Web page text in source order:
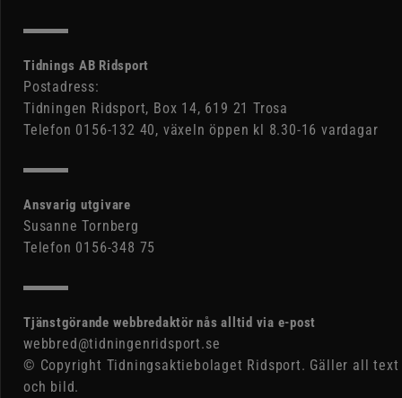
Tidnings AB Ridsport
Postadress:
Tidningen Ridsport, Box 14, 619 21 Trosa
Telefon 0156-132 40, växeln öppen kl 8.30-16 vardagar
Ansvarig utgivare
Susanne Tornberg
Telefon 0156-348 75
Tjänstgörande webbredaktör nås alltid via e-post
webbred@tidningenridsport.se
© Copyright Tidningsaktiebolaget Ridsport. Gäller all text
och bild.